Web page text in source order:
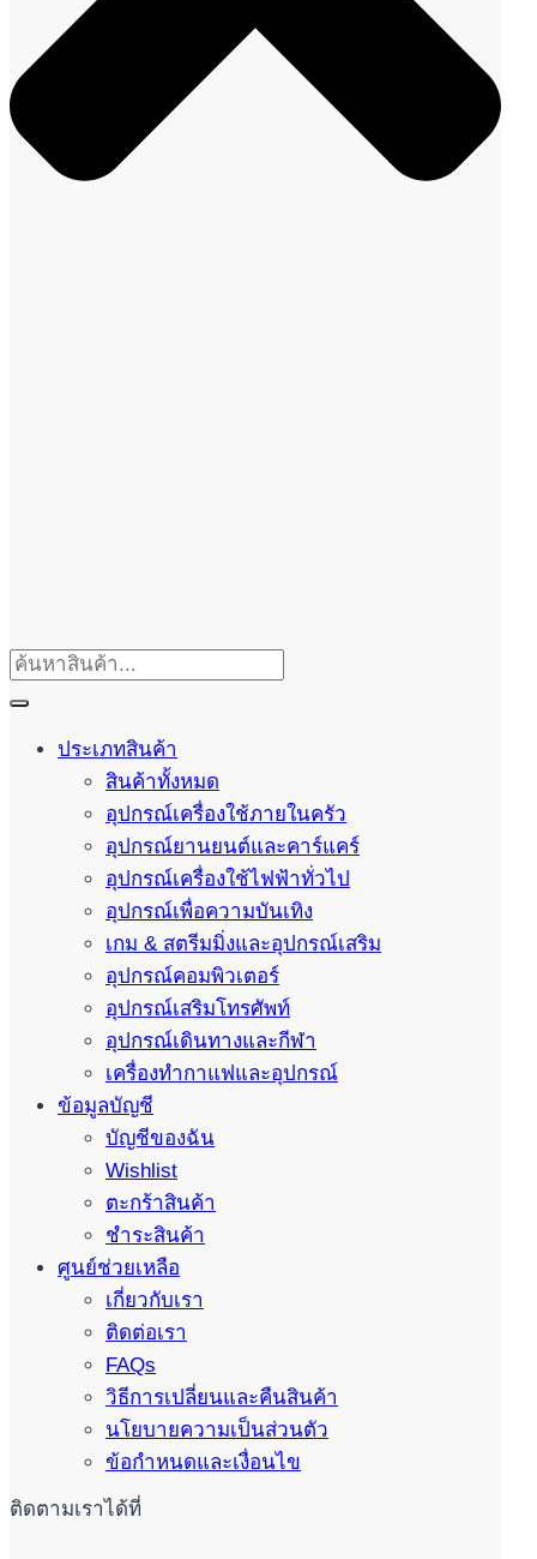
ประเภทสินค้า
สินค้าทั้งหมด
อุปกรณ์เครื่องใช้ภายในครัว
อุปกรณ์ยานยนต์และคาร์แคร์
อุปกรณ์เครื่องใช้ไฟฟ้าทั่วไป
อุปกรณ์เพื่อความบันเทิง
เกม & สตรีมมิ่งและอุปกรณ์เสริม
อุปกรณ์คอมพิวเตอร์
อุปกรณ์เสริมโทรศัพท์
อุปกรณ์เดินทางและกีฬา
เครื่องทำกาแฟและอุปกรณ์
ข้อมูลบัญชี
บัญชีของฉัน
Wishlist
ตะกร้าสินค้า
ชำระสินค้า
ศูนย์ช่วยเหลือ
เกี่ยวกับเรา
ติดต่อเรา
FAQs
วิธีการเปลี่ยนและคืนสินค้า
นโยบายความเป็นส่วนตัว
ข้อกำหนดและเงื่อนไข
ติดตามเราได้ที่